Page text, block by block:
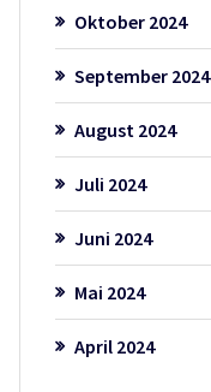
Oktober 2024
September 2024
August 2024
Juli 2024
Juni 2024
Mai 2024
April 2024